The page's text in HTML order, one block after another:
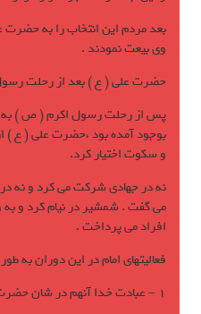
بعد مردم اين انتخاب را به حضرت
وی بيعت نمودند .
حضرت علی ( ع ) بعد از رحلت
پس از رحلت رسول اکرم ( ص )
بوجود آمده بود ،حضرت علی ( ع )
و سکوت اختيار کرد.
نه در جهادی شرکت مي کرد و نه
مي گفت . شمشير در نيام کرد و
افراد مي پرداخت .
فعاليتهای امام در اين دوران به
1 – عبادت خدا آنهم در شان حضرت علی ( ع )